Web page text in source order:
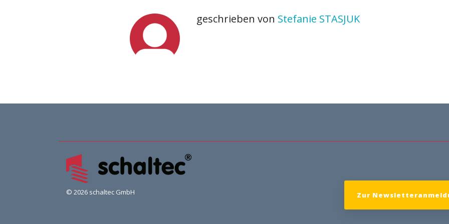
geschrieben von Stefanie STASJUK
© 2026 schaltec GmbH Zur